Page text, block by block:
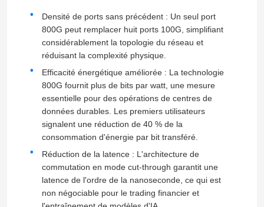
Densité de ports sans précédent : Un seul port
800G peut remplacer huit ports 100G, simplifiant
considérablement la topologie du réseau et
réduisant la complexité physique.
Efficacité énergétique améliorée : La technologie
800G fournit plus de bits par watt, une mesure
essentielle pour des opérations de centres de
données durables. Les premiers utilisateurs
signalent une réduction de 40 % de la
consommation d'énergie par bit transféré.
Réduction de la latence : L'architecture de
commutation en mode cut-through garantit une
latence de l'ordre de la nanoseconde, ce qui est
non négociable pour le trading financier et